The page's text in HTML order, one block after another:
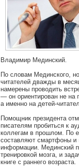
Владимир Мединский.
По словам Мединского,
читателей дважды в
намерены проводить
— он ориентирован не на
а именно на детей-
Помощник президента
писателям пробиться к
коллегам в прошлом. По
составляют смартфоны и
информации. Мединский
тренировкой мозга, и
книге с раннего возраста.